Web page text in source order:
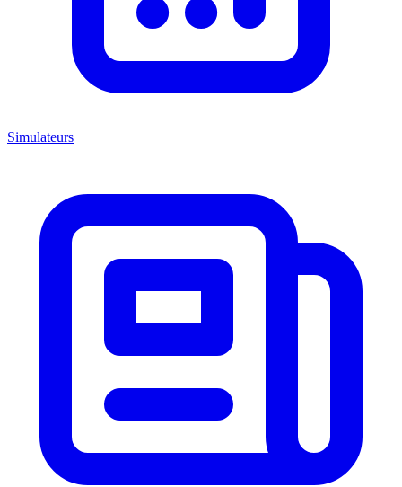
Simulateurs